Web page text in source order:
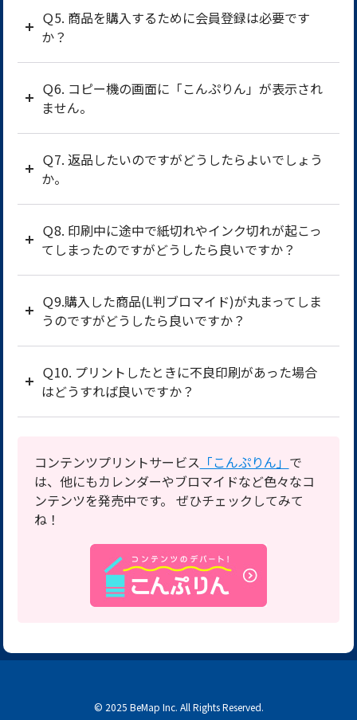
Ｑ5. 商品を購入するために会員登録は必要です
か？
Ｑ6. コピー機の画面に「こんぷりん」が表示され
ません。
Ｑ7. 返品したいのですがどうしたらよいでしょう
か。
Ｑ8. 印刷中に途中で紙切れやインク切れが起こっ
てしまったのですがどうしたら良いですか？
Ｑ9.購入した商品(L判ブロマイド)が丸まってしま
うのですがどうしたら良いですか？
Ｑ10. プリントしたときに不良印刷があった場合
はどうすれば良いですか？
コンテンツプリントサービス 「こんぷりん」 で
は、他にもカレンダーやブロマイドなど色々なコ
ンテンツを発売中です。 ぜひチェックしてみて
ね！
© 2025 BeMap Inc. All Rights Reserved.